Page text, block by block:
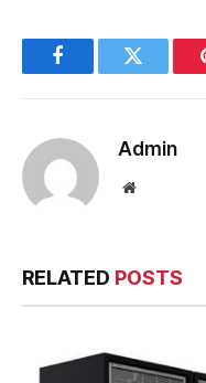
FacebookTwitter
Admin
Website
RELATED POSTS